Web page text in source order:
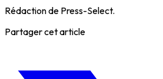
Rédaction de Press-Select.
Partager cet article